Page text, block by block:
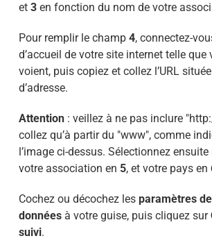
et 3en fonction du nom de votre
Pour remplir le champ 4, connectez-
d’accueil de votre site internet telle que
voient, puis copiez et collez l’URL
d’adresse.
Attention: veillez à ne pas inclure
collez qu’à partir du "www", comme
l’image ci-dessus. Sélectionnez ensuite
votre association en 5, et votre pays en
Cochez ou décochez les paramètres
donnéesà votre guise, puis cliquez sur
suivi.